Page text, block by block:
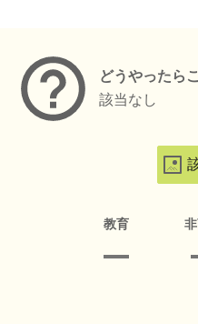
どうやったら
該当なし
教育